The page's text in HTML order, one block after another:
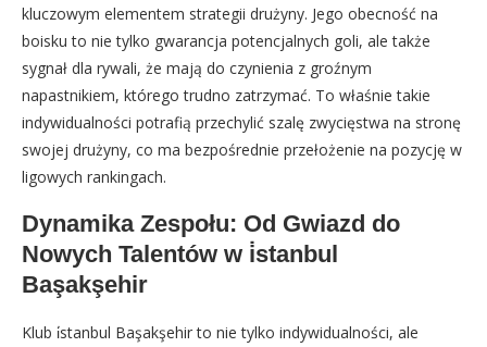
kluczowym elementem strategii drużyny. Jego obecność na
boisku to nie tylko gwarancja potencjalnych goli, ale także
sygnał dla rywali, że mają do czynienia z groźnym
napastnikiem, którego trudno zatrzymać. To właśnie takie
indywidualności potrafią przechylić szalę zwycięstwa na stronę
swojej drużyny, co ma bezpośrednie przełożenie na pozycję w
ligowych rankingach.
Dynamika Zespołu: Od Gwiazd do
Nowych Talentów w i̇stanbul
Başakşehir
Klub i̇stanbul Başakşehir to nie tylko indywidualności, ale